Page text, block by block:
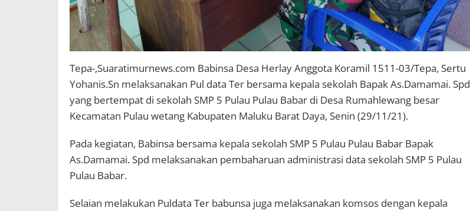
Tepa-,Suaratimurnews.com Babinsa Desa Herlay Anggota Koramil 1511-03/Tepa, Sertu
Yohanis.Sn melaksanakan Pul data Ter bersama kepala sekolah Bapak As.Damamai. Spd
yang bertempat di sekolah SMP 5 Pulau Pulau Babar di Desa Rumahlewang besar
Kecamatan Pulau wetang Kabupaten Maluku Barat Daya, Senin (29/11/21).
Pada kegiatan, Babinsa bersama kepala sekolah SMP 5 Pulau Pulau Babar Bapak
As.Damamai. Spd melaksanakan pembaharuan administrasi data sekolah SMP 5 Pulau
Pulau Babar.
Selaian melakukan Puldata Ter babunsa juga melaksanakan komsos dengan kepala